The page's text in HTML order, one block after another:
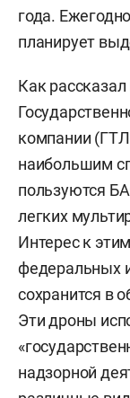
года.
планирует
Как
компании
наибольшим
пользуются
легких
Интерес к
федеральных
сохранится в
Эти дроны
надзорной